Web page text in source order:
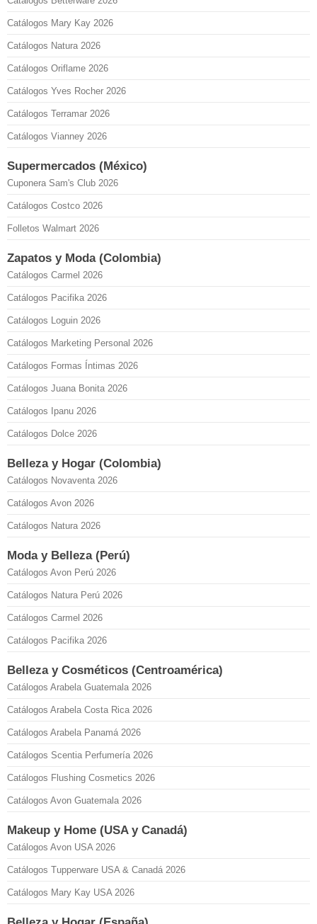
Catálogos Mary Kay 2026
Catálogos Natura 2026
Catálogos Oriflame 2026
Catálogos Yves Rocher 2026
Catálogos Terramar 2026
Catálogos Vianney 2026
Supermercados (México)
Cuponera Sam's Club 2026
Catálogos Costco 2026
Folletos Walmart 2026
Zapatos y Moda (Colombia)
Catálogos Carmel 2026
Catálogos Pacifika 2026
Catálogos Loguin 2026
Catálogos Marketing Personal 2026
Catálogos Formas Íntimas 2026
Catálogos Juana Bonita 2026
Catálogos Ipanu 2026
Catálogos Dolce 2026
Belleza y Hogar (Colombia)
Catálogos Novaventa 2026
Catálogos Avon 2026
Catálogos Natura 2026
Moda y Belleza (Perú)
Catálogos Avon Perú 2026
Catálogos Natura Perú 2026
Catálogos Carmel 2026
Catálogos Pacifika 2026
Belleza y Cosméticos (Centroamérica)
Catálogos Arabela Guatemala 2026
Catálogos Arabela Costa Rica 2026
Catálogos Arabela Panamá 2026
Catálogos Scentia Perfumería 2026
Catálogos Flushing Cosmetics 2026
Catálogos Avon Guatemala 2026
Makeup y Home (USA y Canadá)
Catálogos Avon USA 2026
Catálogos Tupperware USA & Canadá 2026
Catálogos Mary Kay USA 2026